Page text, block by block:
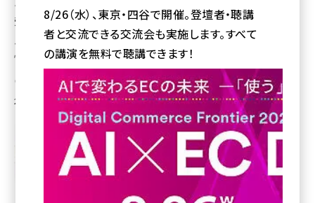
yahoo (1906)
楽天 (1874)
アスクル (1122)
base (1081)
ビィ・フォアード (776)
revico (744)
ツルハとヤマト運輸の連携、EC商品の実店舗
受け取りを全国に拡大
ツルハは新たなライフスタイルへの対応、リアル店舗の強みを生かした利便
性向上を進めている
瀧川 正実
2021年9月21日 10:00
8/26（水）、東京・四谷で開催。登壇者・聴講
者と交流できる交流会も実施します。すべて
の講演を無料で聴講できます！